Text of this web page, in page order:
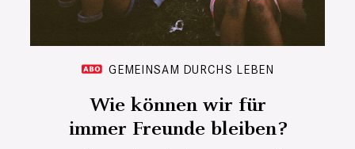
GEMEINSAM DURCHS LEBEN
Wie können wir für
immer Freunde bleiben?